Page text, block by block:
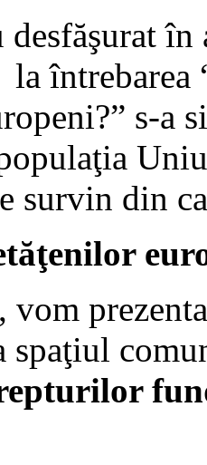
în
întrebarea
s-a
survin din
vom
spaţiul